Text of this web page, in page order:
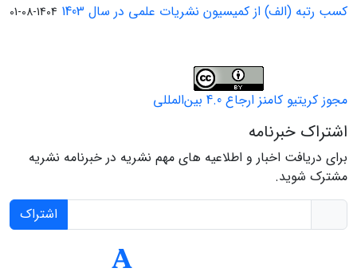
کسب رتبه (الف) از کمیسیون نشریات علمی در سال 1403 1404-08-01
مجوز کریتیو کامنز ارجاع 4.0 بین‌المللی
اشتراک خبرنامه
برای دریافت اخبار و اطلاعیه های مهم نشریه در خبرنامه نشریه
مشترک شوید.
اشتراک